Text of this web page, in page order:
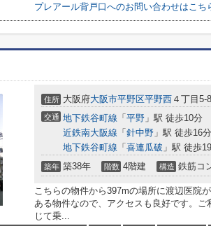
プレアール背戸口へのお問い合わせはこち
住所 大阪府大阪市平野区平野西 ４丁目5-8
交通 地下鉄谷町線 「 平野 」駅 徒歩10分
近鉄南大阪線 「 針中野 」駅 徒歩16分
地下鉄谷町線 「 喜連瓜破 」駅 徒歩
築年 築38年 階数 4階建 構造 鉄筋コ
こちらの物件から397mの場所に渡辺医院
ある物件なので、アクセスも良好です。
じて乗...